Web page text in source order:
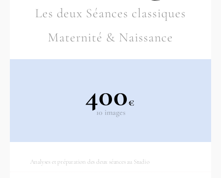
Les deux Séances classiques
Maternité & Naissance
400€
10 images
Analyses et préparation des deux séances au Studio